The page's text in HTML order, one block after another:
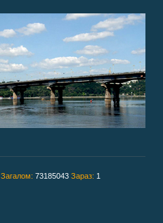
Загалом: 73185043 Зараз: 1